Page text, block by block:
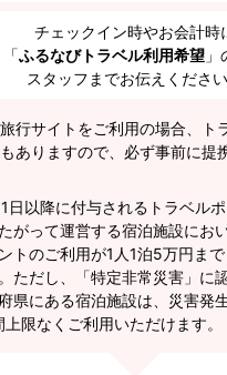
チェックイン時やお会計時
「ふるなびトラベル利用希望
スタッフまでお伝えください
行サイトをご利用の場合、ト
ありますので、必ず事前に提
日以降に付与されるトラベル
がって運営する宿泊施設にお
トのご利用が1人1泊5万円ま
ただし、「特定非常災害」に
県にある宿泊施設は、災害発
上限なくご利用いただけます。